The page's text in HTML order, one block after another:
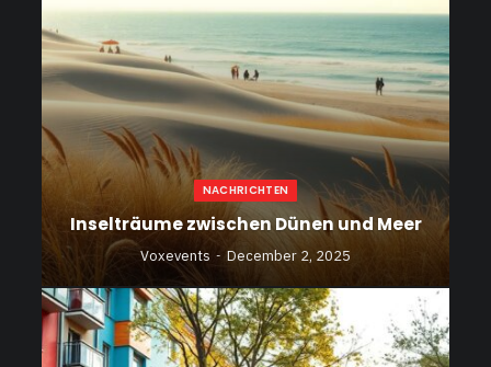
NACHRICHTEN
Inselträume zwischen Dünen und Meer
Voxevents December 2, 2025